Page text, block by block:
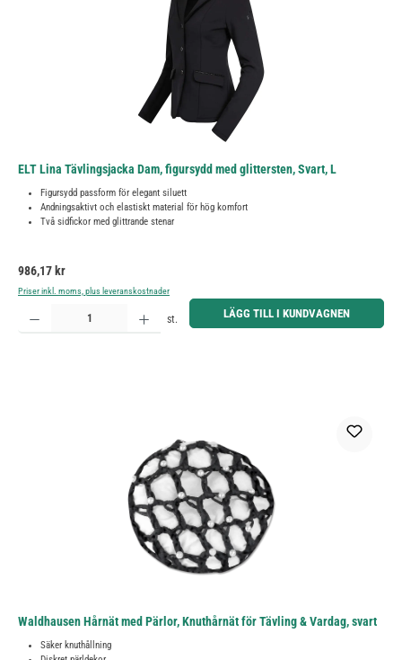
ELT Lina Tävlingsjacka Dam, figursydd med glittersten, Svart, L
Figursydd passform för elegant siluett
Andningsaktivt och elastiskt material för hög komfort
Två sidfickor med glittrande stenar
Ordinarie pris:
986,17 kr
Priser inkl. moms, plus leveranskostnader
Produktkvantitet: Ange önskat belopp eller använd knapparna för att öka eller minska kvantiteten.
st. LÄGG TILL I KUNDVAGNEN
Waldhausen Hårnät med Pärlor, Knuthårnät för Tävling & Vardag, svart
Säker knuthållning